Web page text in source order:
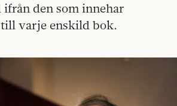
den som innehar
varje enskild bok.